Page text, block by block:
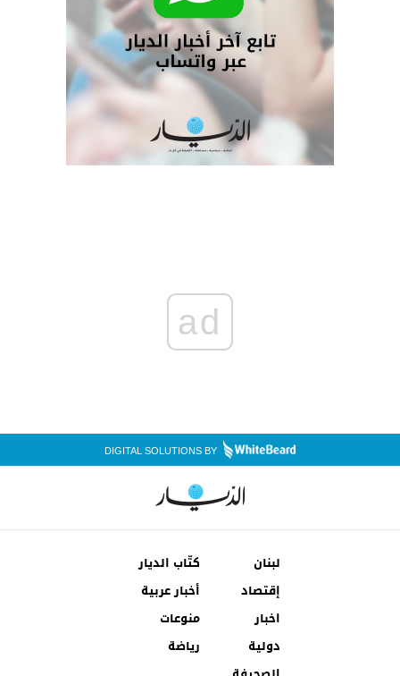
ad
DIGITAL SOLUTIONS BY
لبنان
كتّاب الديار
إقتصاد
أخبار عربية
اخبار
دولية
منوعات
رياضة